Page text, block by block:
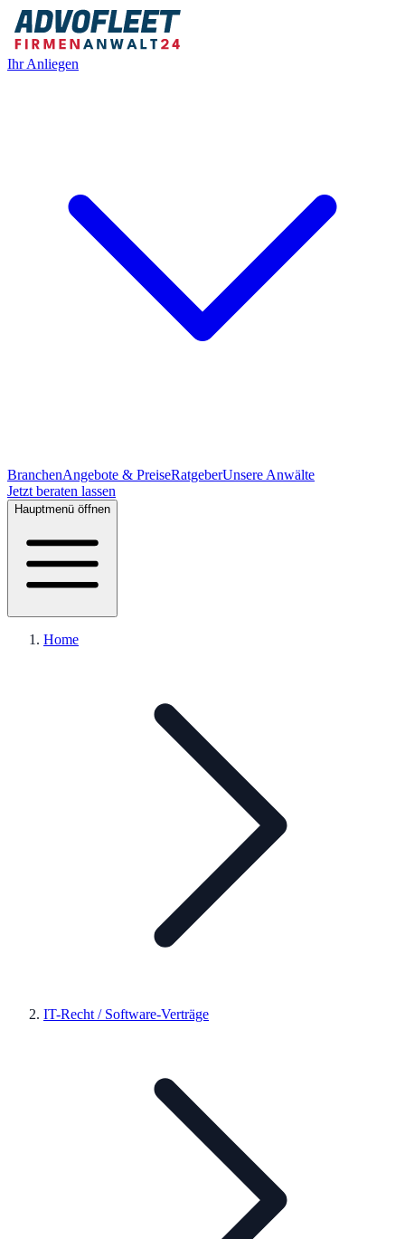
Ihr Anliegen
BranchenAngebote & PreiseRatgeberUnsere Anwälte
Jetzt beraten lassen
Hauptmenü öffnen
Home
IT-Recht / Software-Verträge